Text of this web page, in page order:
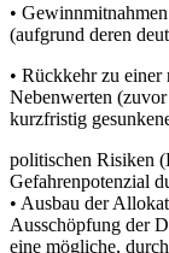
•
(aufgrund deren
• Rückkehr zu
Nebenwerten
kurzfristig
politischen Risiken
Gefahrenpotenzial
• Ausbau der
Ausschöpfung der
eine mögliche,